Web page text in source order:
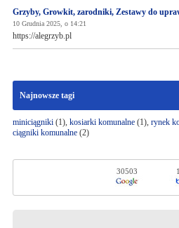
Grzyby, Growkit, zarodniki, Zestawy do
10 Grudnia 2025, o 14:21
https://alegrzyb.pl
Najnowsze tagi
miniciągniki(1), kosiarki komunalne(1), rynek
ciągniki komunalne(2)
30503